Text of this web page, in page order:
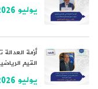
يوليو 21,2026
أزمة
القيم
يوليو 10,2026